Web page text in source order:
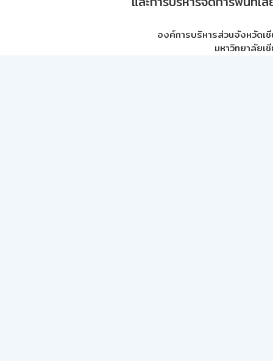
องค์การบริหารส่วนจังหวัดเ
มหาวิทยาลัยเ